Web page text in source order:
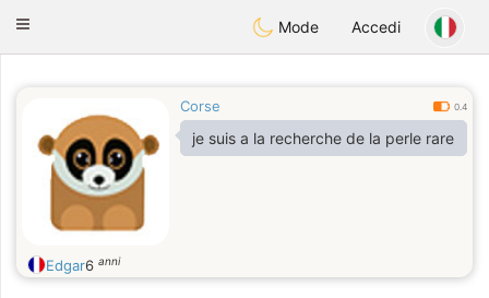
Animour
Toggle
Mode Accedi
Corse 0.4
je suis a la recherche de la perle rare
Edgar6 anni